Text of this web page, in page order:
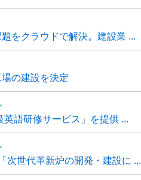
をクラウドで解決。建設業 ...
の建設を決定
語研修サービス」を提供 ...
次世代革新炉の開発・建設に ...